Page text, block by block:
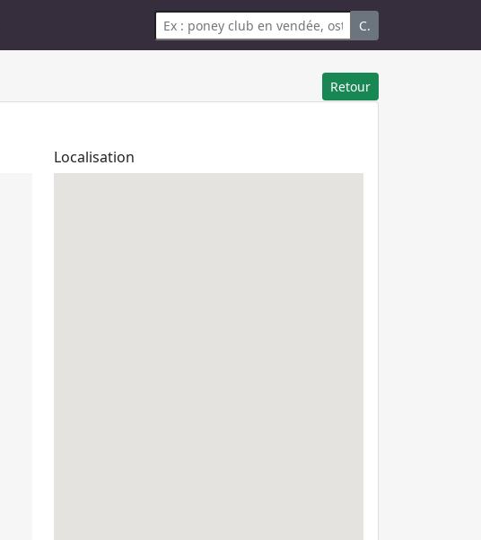
C.
Retour
Localisation